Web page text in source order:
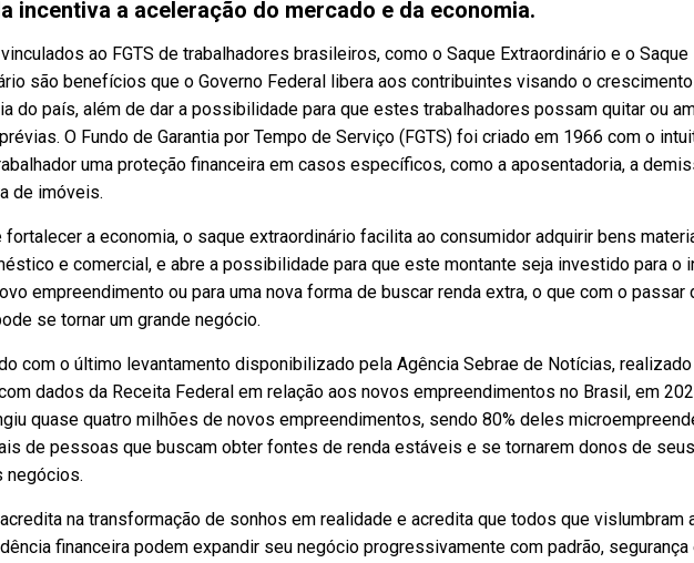
incentiva a aceleração do mercado e da economia.
ao FGTS de trabalhadores brasileiros, como o Saque Extraordinário e o Saque
são benefícios que o Governo Federal libera aos contribuintes visando o
do país, além de dar a possibilidade para que estes trabalhadores possam quitar ou
O Fundo de Garantia por Tempo de Serviço (FGTS) foi criado em 1966 com o
uma proteção financeira em casos específicos, como a aposentadoria, a
de imóveis.
fortalecer a economia, o saque extraordinário facilita ao consumidor adquirir bens
e comercial, e abre a possibilidade para que este montante seja investido para o
empreendimento ou para uma nova forma de buscar renda extra, o que com o passar
se tornar um grande negócio.
com o último levantamento disponibilizado pela Agência Sebrae de Notícias,
dados da Receita Federal em relação aos novos empreendimentos no Brasil, em
quase quatro milhões de novos empreendimentos, sendo 80% deles
de pessoas que buscam obter fontes de renda estáveis e se tornarem donos de
negócios.
na transformação de sonhos em realidade e acredita que todos que vislumbram
financeira podem expandir seu negócio progressivamente com padrão, segurança